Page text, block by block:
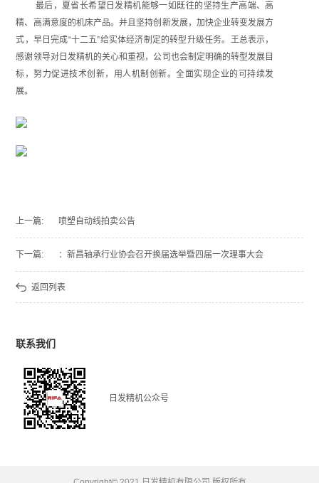
最后，夏省长希望日发精机能够一如既往的坚持生产高端、高
精、高满意度的机床产品。并且坚持创新发展，加快企业转变发展方
式，早日完成“十二五”给实体经济制定的转型升级任务。王总表示，
感谢领导对日发精机的关心和重视，公司也会制定明确的转型发展目
标，努力促进技术创新，用人机制创新。全面实现企业的可持续发
展。
上一篇: 喷塑自动线拍卖公告
下一篇: ：新昌轴承行业协会召开换届选举暨四届一次理事大会
返回列表
联系我们
日发精机公众号